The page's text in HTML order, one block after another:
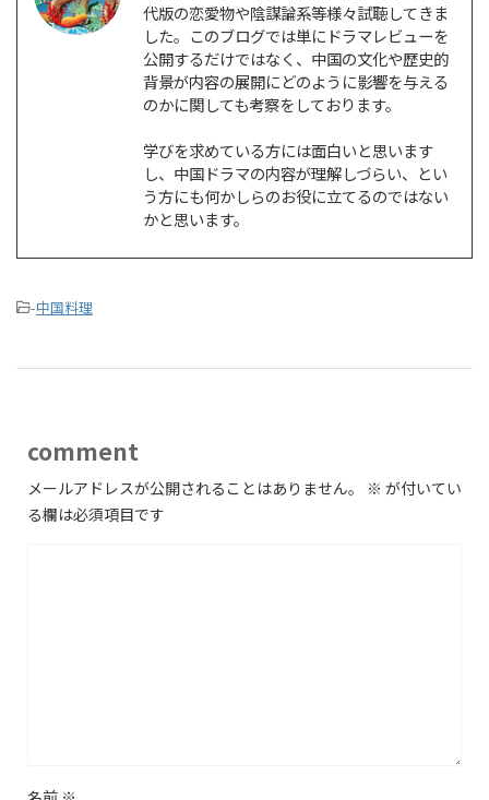
代版の恋愛物や陰謀論系等様々試聴してきま
した。このブログでは単にドラマレビューを
公開するだけではなく、中国の文化や歴史的
背景が内容の展開にどのように影響を与える
のかに関しても考察をしております。
学びを求めている方には面白いと思います
し、中国ドラマの内容が理解しづらい、とい
う方にも何かしらのお役に立てるのではない
かと思います。
-中国料理
comment
メールアドレスが公開されることはありません。 ※ が付いてい
る欄は必須項目です